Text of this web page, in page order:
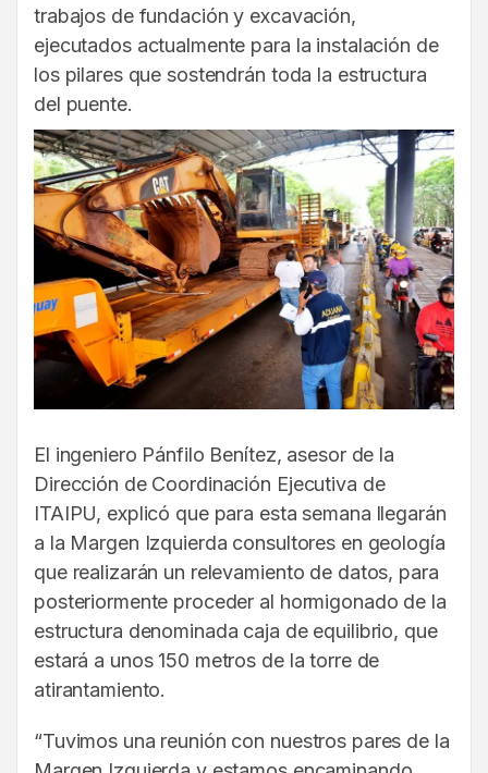
trabajos de fundación y excavación,
ejecutados actualmente para la instalación de
los pilares que sostendrán toda la estructura
del puente.
El ingeniero Pánfilo Benítez, asesor de la
Dirección de Coordinación Ejecutiva de
ITAIPU, explicó que para esta semana llegarán
a la Margen Izquierda consultores en geología
que realizarán un relevamiento de datos, para
posteriormente proceder al hormigonado de la
estructura denominada caja de equilibrio, que
estará a unos 150 metros de la torre de
atirantamiento.
“Tuvimos una reunión con nuestros pares de la